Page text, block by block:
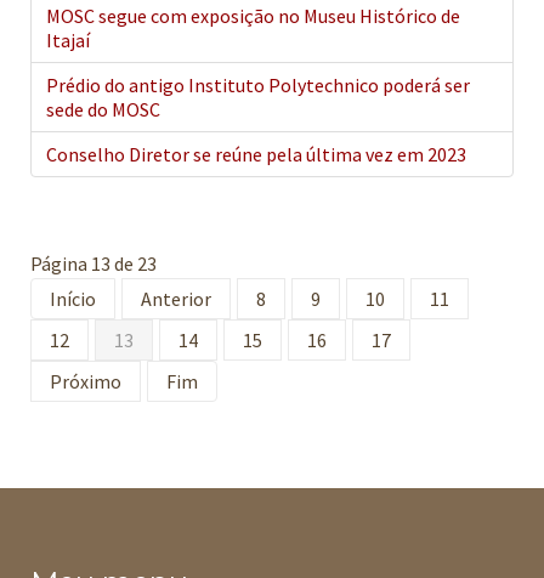
MOSC segue com exposição no Museu Histórico de
Itajaí
Prédio do antigo Instituto Polytechnico poderá ser
sede do MOSC
Conselho Diretor se reúne pela última vez em 2023
Página 13 de 23
Início
Anterior 8 9 10
11
12
13 14 15 16
17
Próximo
Fim